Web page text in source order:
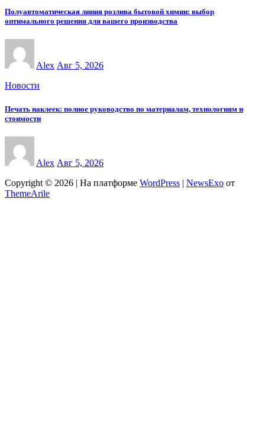
Полуавтоматическая линия розлива бытовой химии: выбор
оптимального решения для вашего производства
Alex Авг 5, 2026
Новости
Печать наклеек: полное руководство по материалам, технологиям и
стоимости
Alex Авг 5, 2026
Copyright © 2026 | На платформе WordPress | NewsExo от
ThemeArile